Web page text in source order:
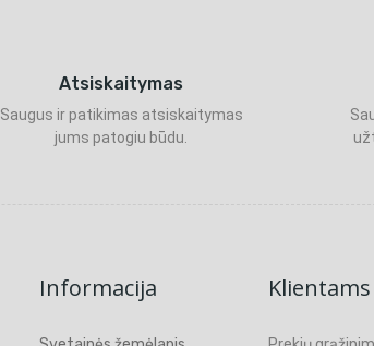
Atsiskaitymas
Saugus ir patikimas atsiskaitymas
jums patogiu būdu.
Informacija Klientams